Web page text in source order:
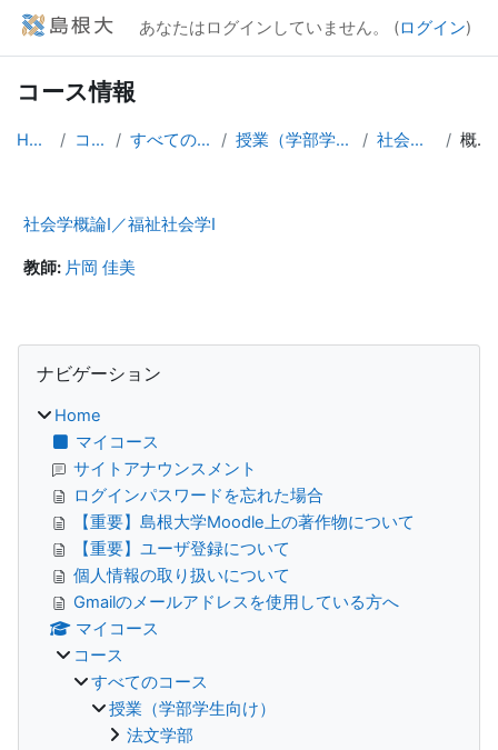
メインコンテンツへスキップする
あなたはログインしていません。 (ログイン)
コース情報
Home コース すべてのコース 授業（学部学生向け） 社会学概論Ⅰ 概要
社会学概論Ⅰ／福祉社会学Ⅰ
教師: 片岡 佳美
ブロック
ナビゲーション
Home
マイコース
サイトアナウンスメント
ログインパスワードを忘れた場合
【重要】島根大学Moodle上の著作物について
【重要】ユーザ登録について
個人情報の取り扱いについて
Gmailのメールアドレスを使用している方へ
マイコース
コース
すべてのコース
授業（学部学生向け）
法文学部